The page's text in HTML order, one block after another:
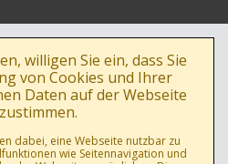
willigen Sie ein, dass Sie
von Cookies und Ihrer
Daten auf der Webseite
dabei, eine Webseite nutzbar zu
wie Seitennavigation und